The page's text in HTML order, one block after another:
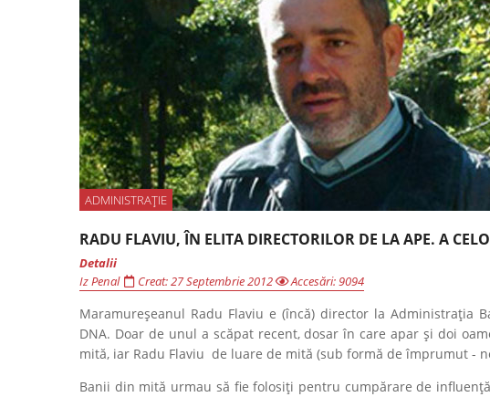
ADMINISTRAȚIE
RADU FLAVIU, ÎN ELITA DIRECTORILOR DE LA APE. A
Detalii
Iz Penal
Creat: 27 Septembrie 2012 Accesări: 9094
Maramureşeanul Radu Flaviu e (încă) director la Administraţia
DNA. Doar de unul a scăpat recent, dosar în care apar şi doi
mită, iar Radu Flaviu de luare de mită (sub formă de împrumut -
Banii din mită urmau să fie folosiţi pentru cumpărare de